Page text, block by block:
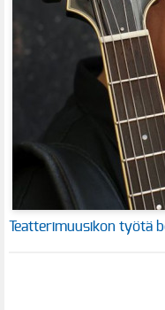
Teatterimuusikon työtä